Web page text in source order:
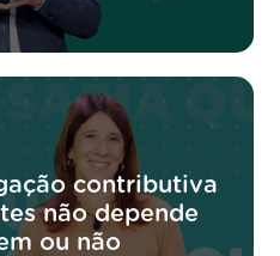
contributiva
não depende
ou não